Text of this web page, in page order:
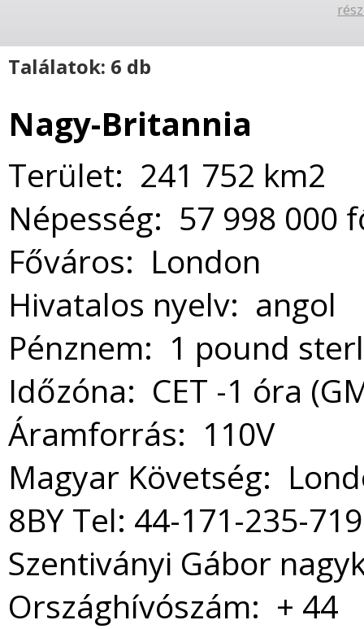
Találatok: 6 db
Nagy-Britannia
Terület: 241 752 km2
Népesség: 57 998 000
Főváros: London
Hivatalos nyelv: angol
Pénznem: 1 pound
Időzóna: CET -1 óra
Áramforrás: 110V
Magyar Követség:
8BY Tel: 44-171-235-
Szentiványi Gábor
Országhívószám: + 44